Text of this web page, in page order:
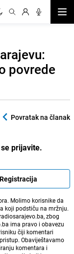
povrede
Povratak na članak
prijavite.
Registracija
Molimo korisnike da
koji podstiču na mržnju.
zbog
ima pravo i obavezu
čiji komentari
Obaviještavamo
komentara i